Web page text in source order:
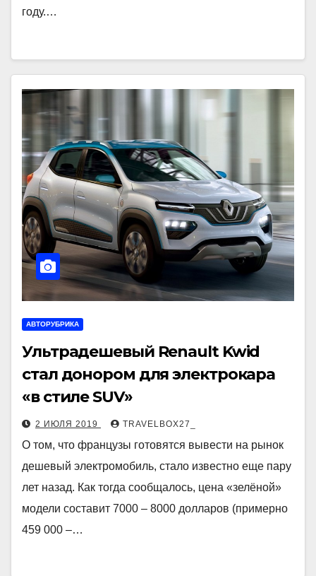
году.…
АВТОРУБРИКА
Ультрадешевый Renault Kwid
стал донором для электрокара
«в стиле SUV»
2 ИЮЛЯ 2019 TRAVELBOX27_
О том, что французы готовятся вывести на рынок
дешевый электромобиль, стало известно еще пару
лет назад. Как тогда сообщалось, цена «зелёной»
модели составит 7000 – 8000 долларов (примерно
459 000 –…